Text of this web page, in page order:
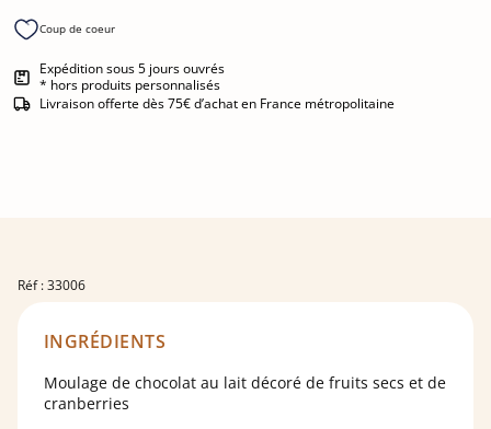
Coup de coeur
Expédition sous 5 jours ouvrés
* hors produits personnalisés
Livraison offerte dès 75€ d’achat en France métropolitaine
Réf : 33006
INGRÉDIENTS
Moulage de chocolat au lait décoré de fruits secs et de
cranberries